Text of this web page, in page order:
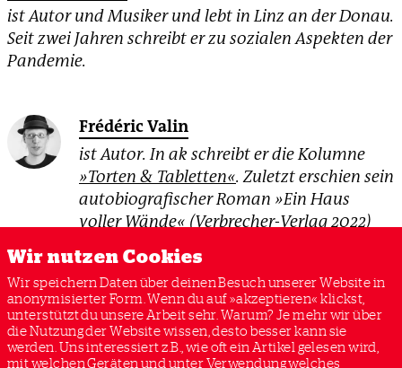
ist Autor und Musiker und lebt in Linz an der Donau.
Seit zwei Jahren schreibt er zu sozialen Aspekten der
Pandemie.
Frédéric Valin
ist Autor. In ak schreibt er die Kolumne
»Torten & Tabletten«. Zuletzt erschien sein
autobiografischer Roman »Ein Haus
voller Wände« (Verbrecher-Verlag 2022)
über seine Arbeit als Pfleger.
CORONAVIRUS COVID-19 KINDERKLINIKEN
LONG COVID
OMIKRON
PANDEMIE
Wir nutzen Cookies
Wir speichern Daten über deinen Besuch unserer Website in
anonymisierter Form. Wenn du auf »akzeptieren« klickst,
unterstützt du unsere Arbeit sehr. Warum? Je mehr wir über
die Nutzung der Website wissen, desto besser kann sie
werden. Uns interessiert z.B., wie oft ein Artikel gelesen wird,
mit welchen Geräten und unter Verwendung welches